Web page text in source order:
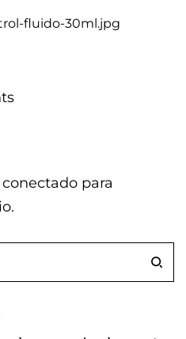
fluido-30ml.jpg
conectado para